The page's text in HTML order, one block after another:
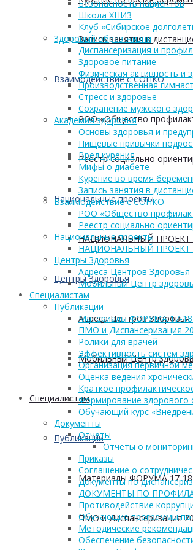
Запись занятия в
Взаимодействие с СОНКО
РОО «Общество
Реестр социально
Национальные проекты
НАЦИОНАЛЬНЫЙ ПРОЕКТ
Центры Здоровья
Адреса Центров Здоровья
Мобильный Центр
Cпециалистам
Публикации
Материалы ФОРУМА 17-18
ПМО и Диспансеризация
Безопасность пациентов
Школа ХНИЗ
Клуб «Сибирское
Здоровый образ жизни
Диспансеризация и
Здоровое питание
Физическая активность и
Производственная
Стресс и здоровье
Сохранение мужского
Академия здоровья
Основы здоровья и
Пищевые привычки
Вред курения
Мифы о диабете
Курение во время
Запись занятия в
Взаимодействие с СОНКО
РОО «Общество
Реестр социально
Национальные проекты
НАЦИОНАЛЬНЫЙ ПРОЕКТ
Центры Здоровья
Адреса Центров Здоровья
Мобильный Центр
Cпециалистам
Публикации
Материалы ФОРУМА 17-18
ПМО и Диспансеризация
Ролики для врачей
Эффективность систем
Организация первичной
Оценка ведения
Краткое
Формирование здорового
Обучающий курс
Документы
Отчеты
Отчеты о
Приказы
Соглашение о
Документы по
ДОКУМЕНТЫ ПО
Противодействие
Обучающие программы по
Методические
Обеспечение